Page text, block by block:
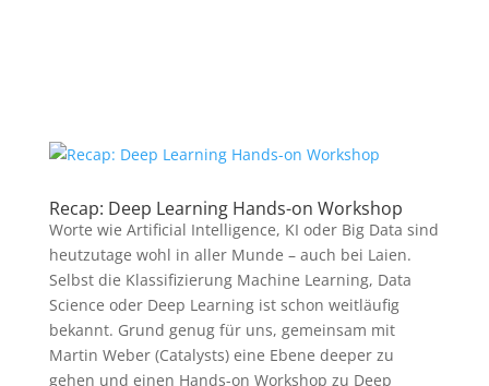
Recap: Deep Learning Hands-on Workshop
Worte wie Artificial Intelligence, KI oder Big Data sind
heutzutage wohl in aller Munde – auch bei Laien.
Selbst die Klassifizierung Machine Learning, Data
Science oder Deep Learning ist schon weitläufig
bekannt. Grund genug für uns, gemeinsam mit
Martin Weber (Catalysts) eine Ebene deeper zu
gehen und einen Hands-on Workshop zu Deep